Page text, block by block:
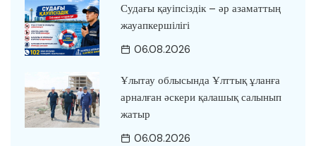
Судағы қауіпсіздік – әр азаматтың
жауапкершілігі
06.08.2026
Ұлытау облысында Ұлттық ұланға
арналған әскери қалашық салынып
жатыр
06.08.2026